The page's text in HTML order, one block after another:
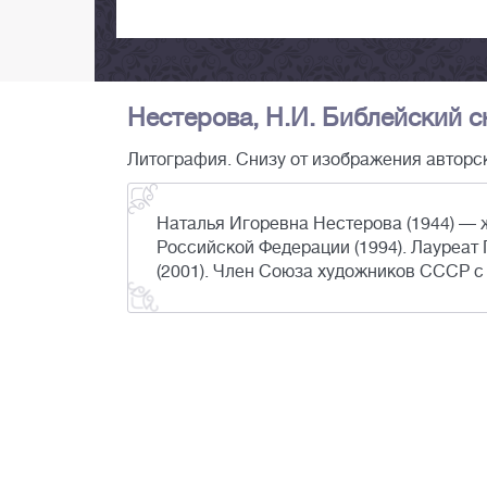
Нестерова, Н.И. Библейский
Литография. Снизу от изображения
Наталья Игоревна Нестерова (1944) —
Российской Федерации (1994).
(2001). Член Союза художников СССР с